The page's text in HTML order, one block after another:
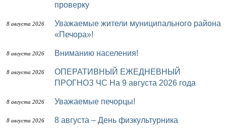
проверку
8 августа 2026
Уважаемые жители муниципального района
«Печора»!
8 августа 2026 Вниманию населения!
8 августа 2026
ОПЕРАТИВНЫЙ ЕЖЕДНЕВНЫЙ
ПРОГНОЗ ЧС На 9 августа 2026 года
8 августа 2026 Уважаемые печорцы!
8 августа 2026 8 августа – День физкультурника